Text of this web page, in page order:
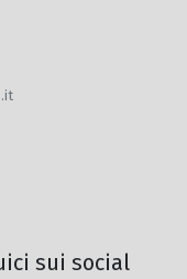
sui social